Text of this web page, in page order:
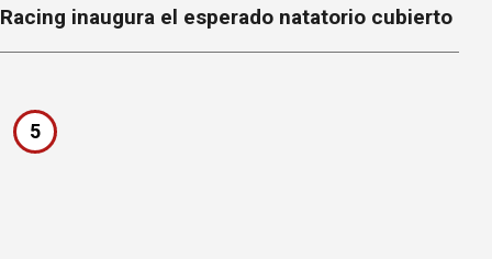
Racing inaugura el esperado natatorio cubierto
5